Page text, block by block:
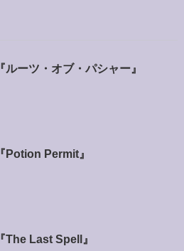
『ルーツ・オブ・パシャー』
『Potion Permit』
『The Last Spell』